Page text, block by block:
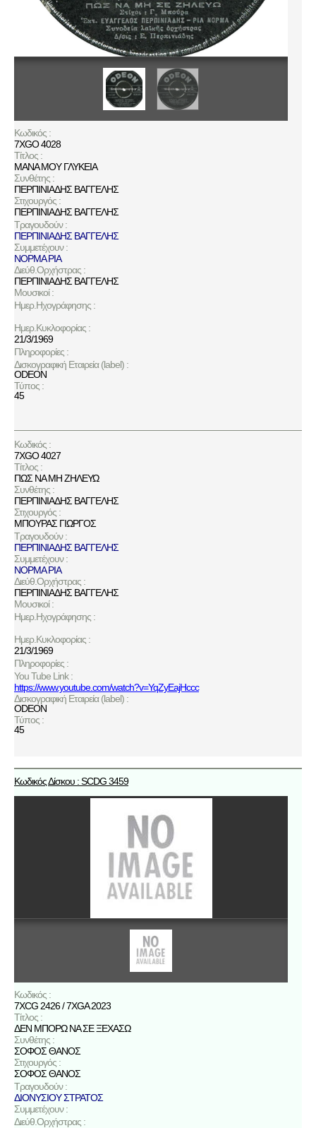
Κωδικός :
7XGO 4028
Τίτλος :
ΜΑΝΑ ΜΟΥ ΓΛΥΚΕΙΑ
Συνθέτης :
ΠΕΡΠΙΝΙΑΔΗΣ ΒΑΓΓΕΛΗΣ
Στιχουργός :
ΠΕΡΠΙΝΙΑΔΗΣ ΒΑΓΓΕΛΗΣ
Τραγουδούν :
ΠΕΡΠΙΝΙΑΔΗΣ ΒΑΓΓΕΛΗΣ
Συμμετέχουν :
ΝΟΡΜΑ ΡΙΑ
Διεύθ.Ορχήστρας :
ΠΕΡΠΙΝΙΑΔΗΣ ΒΑΓΓΕΛΗΣ
Μουσικοί :
Ημερ.Ηχογράφησης :
Ημερ.Κυκλοφορίας :
21/3/1969
Πληροφορίες :
Δισκογραφική Εταιρεία (label) :
ODEON
Τύπος :
45
Κωδικός :
7XGO 4027
Τίτλος :
ΠΩΣ ΝΑ ΜΗ ΖΗΛΕΥΩ
Συνθέτης :
ΠΕΡΠΙΝΙΑΔΗΣ ΒΑΓΓΕΛΗΣ
Στιχουργός :
ΜΠΟΥΡΑΣ ΓΙΩΡΓΟΣ
Τραγουδούν :
ΠΕΡΠΙΝΙΑΔΗΣ ΒΑΓΓΕΛΗΣ
Συμμετέχουν :
ΝΟΡΜΑ ΡΙΑ
Διεύθ.Ορχήστρας :
ΠΕΡΠΙΝΙΑΔΗΣ ΒΑΓΓΕΛΗΣ
Μουσικοί :
Ημερ.Ηχογράφησης :
Ημερ.Κυκλοφορίας :
21/3/1969
Πληροφορίες :
You Tube Link :
https://www.youtube.com/watch?v=YqZyEajHccc
Δισκογραφική Εταιρεία (label) :
ODEON
Τύπος :
45
Κωδικός Δίσκου : SCDG 3459
Κωδικός :
7XCG 2426 / 7XGA 2023
Τίτλος :
ΔΕΝ ΜΠΟΡΩ ΝΑ ΣΕ ΞΕΧΑΣΩ
Συνθέτης :
ΣΟΦΟΣ ΘΑΝΟΣ
Στιχουργός :
ΣΟΦΟΣ ΘΑΝΟΣ
Τραγουδούν :
ΔΙΟΝΥΣΙΟΥ ΣΤΡΑΤΟΣ
Συμμετέχουν :
Διεύθ.Ορχήστρας :